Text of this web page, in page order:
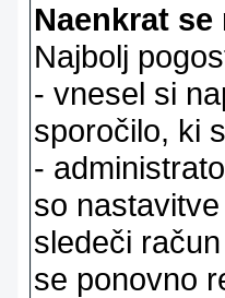
Naenkrat
Najbolj
- vnesel si
sporočilo, ki
-
so
sledeči
se ponovno